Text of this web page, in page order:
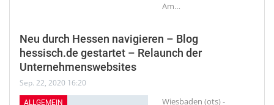
Am…
Neu durch Hessen navigieren – Blog
hessisch.de gestartet – Relaunch der
Unternehmenswebsites
Sep. 22, 2020 16:20
ALLGEMEIN
Wiesbaden (ots) -